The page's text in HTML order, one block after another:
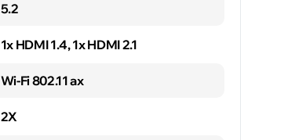
5.2
1x HDMI 1.4, 1x HDMI 2.1
Wi-Fi 802.11 ax
2X